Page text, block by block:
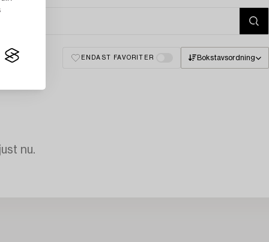
ENDAST FAVORITER Bokstavsordning
nu.